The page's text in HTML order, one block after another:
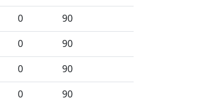
0
90
0
90
0
90
0
90